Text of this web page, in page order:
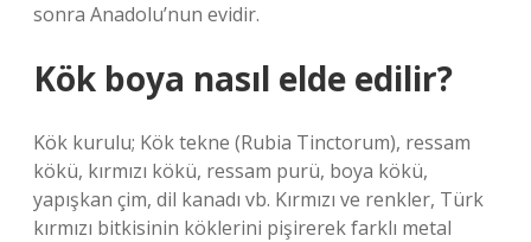
sonra Anadolu’nun evidir.
Kök boya nasıl elde edilir?
Kök kurulu; Kök tekne (Rubia Tinctorum), ressam
kökü, kırmızı kökü, ressam purü, boya kökü,
yapışkan çim, dil kanadı vb. Kırmızı ve renkler, Türk
kırmızı bitkisinin köklerini pişirerek farklı metal